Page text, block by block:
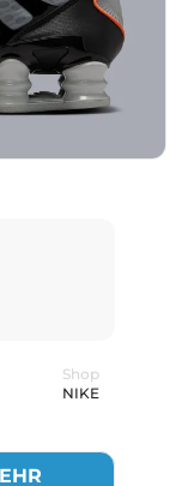
Shop
NIKE